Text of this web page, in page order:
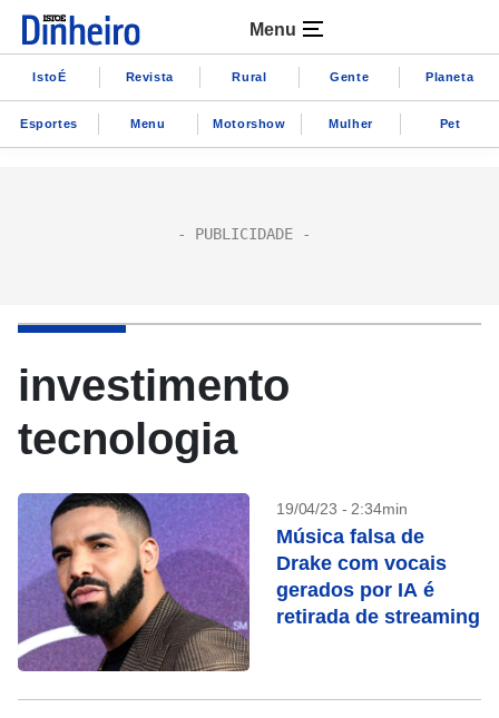
Menu
IstoÉ Revista Rural Gente Planeta
Esportes Menu Motorshow Mulher Pet
investimento
tecnologia
19/04/23 - 2:34min
Música falsa de
Drake com vocais
gerados por IA é
retirada de streaming